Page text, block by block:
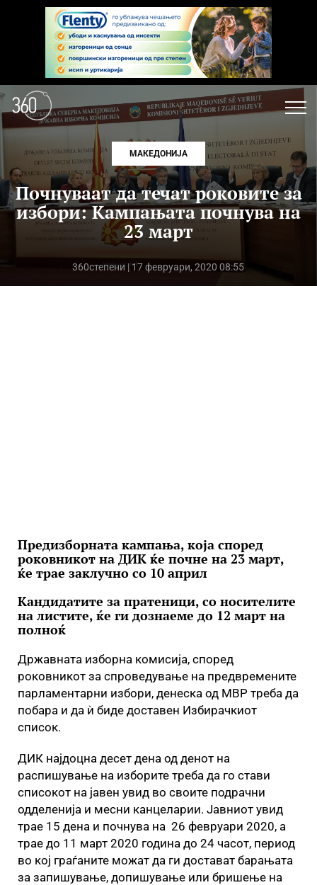
МАКЕДОНИЈА
Почнуваат да течат роковите за
избори: Кампањата почнува на
23 март
360степени | 17 февруари, 2020 08:55
Предизборната кампања, која според
роковникот на ДИК ќе почне на 23 март,
ќе трае заклучно со 10 април
Кандидатите за пратеници, со носителите
на листите, ќе ги дознаеме до 12 март на
полноќ
Државната изборна комисија, според
роковникот за спроведување на предвремените
парламентарни избори, денеска од МВР треба да
побара и да ѝ биде доставен Избирачкиот
список.
ДИК најдоцна десет дена од денот на
распишување на изборите треба да го стави
списокот на јавен увид во своите подрачни
одделенија и месни канцеларии. Јавниот увид
трае 15 дена и почнува на 26 февруари 2020, а
трае до 11 март 2020 година до 24 часот, период
во кој граѓаните можат да ги достават барањата
за запишување, допишување или бришење на